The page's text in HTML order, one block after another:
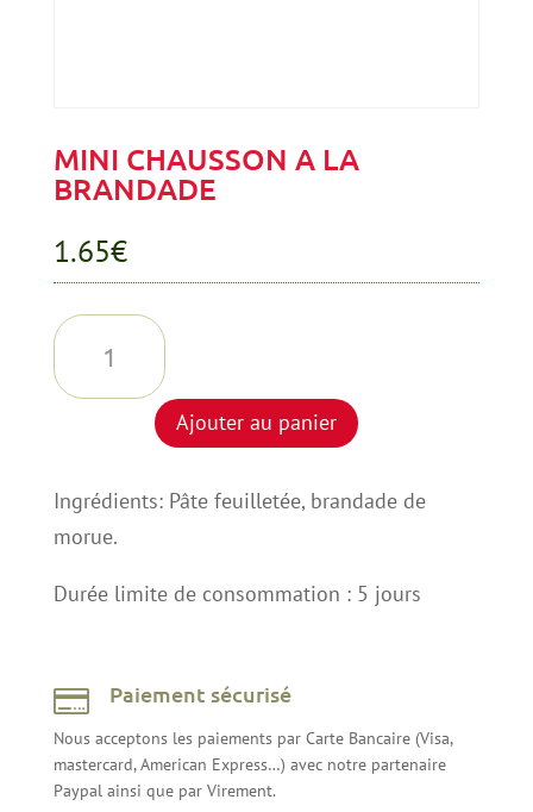
MINI CHAUSSON A LA
BRANDADE
1.65€
quantité
de
MINI
CHAUSSON
LA
BRANDADE
Ajouter au panier
Ingrédients: Pâte feuilletée, brandade de
morue.
Durée limite de consommation : 5 jours
 Paiement sécurisé
Nous acceptons les paiements par Carte Bancaire (Visa,
mastercard, American Express…) avec notre partenaire
Paypal ainsi que par Virement.